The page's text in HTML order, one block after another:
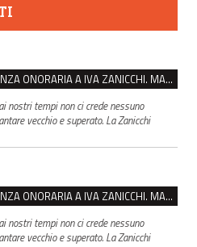
VENTASSO, SÌ ALLA CITTADINANZA ONORARIA A IVA ZANICCHI. MA BARGIACCHI: “È DI PESSIMO GUSTO”
nostri tempi non ci crede nessuno
vecchio e superato. La Zanicchi
VENTASSO, SÌ ALLA CITTADINANZA ONORARIA A IVA ZANICCHI. MA BARGIACCHI: “È DI PESSIMO GUSTO”
nostri tempi non ci crede nessuno
vecchio e superato. La Zanicchi